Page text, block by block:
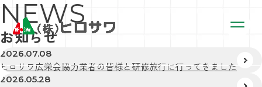
NEWS
お知らせ
2026.07.08
ヒロサワ広栄会協力業者の皆様と研修旅行に行ってきました
2026.05.28